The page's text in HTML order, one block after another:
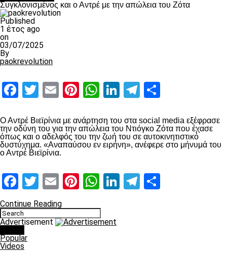
Συγκλονισμένος και ο Αντρέ με την απώλεια του Ζότα
Published
1 έτος ago
on
03/07/2025
By
paokrevolution
Facebook
Twitter
EmailPinterest
WhatsApp
LinkedIn
Telegram
Ο Αντρέ Βιεϊρίνια με ανάρτηση του στα social media εξέφρασε
την οδύνη του για την απώλεια του Ντιόγκο Ζότα που έχασε
όπως και ο αδελφός του την ζωή του σε αυτοκινητιστικό
δυστύχημα. «Αναπαύσου εν ειρήνη», ανέφερε στο μήνυμά του
ο Αντρέ Βιεϊρίνια.
Facebook
Twitter
EmailPinterest
WhatsApp
LinkedIn
Telegram
Continue Reading
Advertisement
Popular
Videos